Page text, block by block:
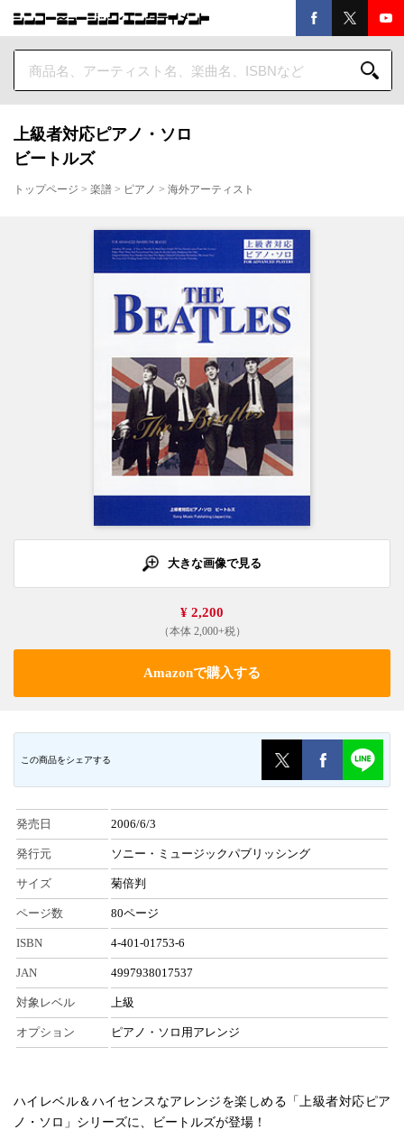
上級者対応ピアノ・ソロ
ビートルズ
トップページ > 楽譜 > ピアノ > 海外アーティスト
大きな画像で見る
¥ 2,200
（本体 2,000+税）
Amazonで購入する
この商品をシェアする
発売日 2006/6/3
発行元 ソニー・ミュージックパブリッシング
サイズ 菊倍判
ページ数 80ページ
ISBN 4-401-01753-6
JAN 4997938017537
対象レベル 上級
オプション ピアノ・ソロ用アレンジ
ハイレベル＆ハイセンスなアレンジを楽しめる「上級者対応ピア
ノ・ソロ」シリーズに、ビートルズが登場！